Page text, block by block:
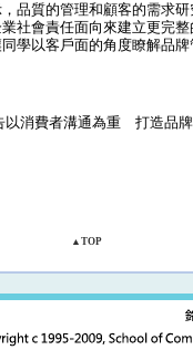
品質的管理和顧客的需求
社會責任面向來建立更完
學以客戶面的角度瞭解品
以消費者溝通為重 打造品
▲TOP